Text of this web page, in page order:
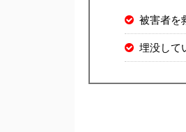
被害者を
埋没して